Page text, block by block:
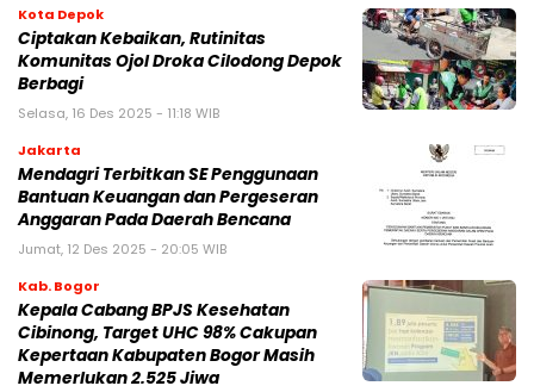
Kota Depok
Ciptakan Kebaikan, Rutinitas
Komunitas Ojol Droka Cilodong Depok
Berbagi
Selasa, 16 Des 2025 - 11:18 WIB
Jakarta
Mendagri Terbitkan SE Penggunaan
Bantuan Keuangan dan Pergeseran
Anggaran Pada Daerah Bencana
Jumat, 12 Des 2025 - 20:05 WIB
Kab. Bogor
Kepala Cabang BPJS Kesehatan
Cibinong, Target UHC 98% Cakupan
Kepertaan Kabupaten Bogor Masih
Memerlukan 2.525 Jiwa